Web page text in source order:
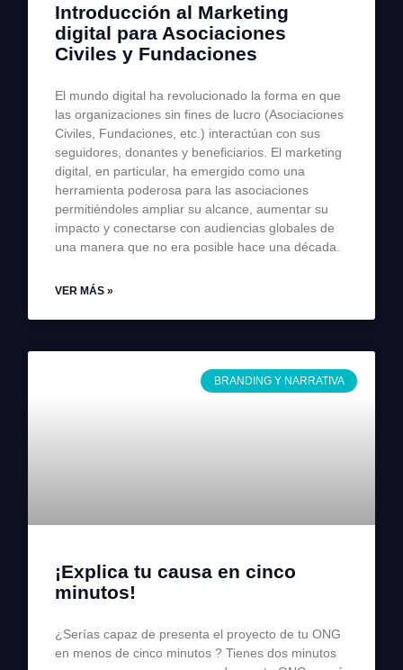
Introducción al Marketing
digital para Asociaciones
Civiles y Fundaciones
El mundo digital ha revolucionado la forma en que
las organizaciones sin fines de lucro (Asociaciones
Civiles, Fundaciones, etc.) interactúan con sus
seguidores, donantes y beneficiarios. El marketing
digital, en particular, ha emergido como una
herramienta poderosa para las asociaciones
permitiéndoles ampliar su alcance, aumentar su
impacto y conectarse con audiencias globales de
una manera que no era posible hace una década.
VER MÁS »
BRANDING Y NARRATIVA
¡Explica tu causa en cinco
minutos!
¿Serías capaz de presenta el proyecto de tu ONG
en menos de cinco minutos ? Tienes dos minutos